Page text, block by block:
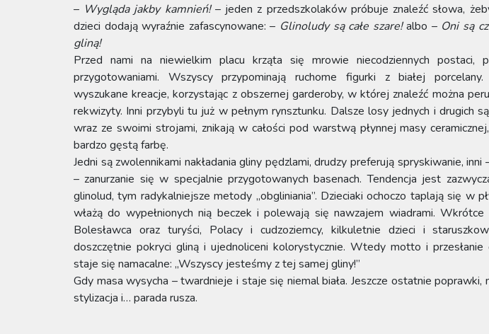
– Wygląda jakby kamnień!– jeden z przedszkolaków próbuje znaleźć słowa,
dzieci dodają wyraźnie zafascynowane: – Glinoludy są całe szare!albo – Oni są
gliną!
Przed nami na niewielkim placu krząta się mrowie niecodziennych postaci,
przygotowaniami. Wszyscy przypominają ruchome figurki z białej
wyszukane kreacje, korzystając z obszernej garderoby, w której znaleźć można
rekwizyty. Inni przybyli tu już w pełnym rynsztunku. Dalsze losy jednych i drugich
wraz ze swoimi strojami, znikają w całości pod warstwą płynnej masy
bardzo gęstą farbę.
Jedni są zwolennikami nakładania gliny pędzlami, drudzy preferują spryskiwanie,
– zanurzanie się w specjalnie przygotowanych basenach. Tendencja jest
glinolud, tym radykalniejsze metody „obgliniania”. Dzieciaki ochoczo taplają się w
włażą do wypełnionych nią beczek i polewają się nawzajem wiadrami.
Bolesławca oraz turyści, Polacy i cudzoziemcy, kilkuletnie dzieci i
doszczętnie pokryci gliną i ujednoliceni kolorystycznie. Wtedy motto i przesłanie
staje się namacalne: „Wszyscy jesteśmy z tej samej gliny!”
Gdy masa wysycha – twardnieje i staje się niemal biała. Jeszcze ostatnie poprawki,
stylizacja i… parada rusza.